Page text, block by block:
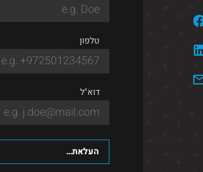
טלפון
דוא"ל
העלאת קו"ח